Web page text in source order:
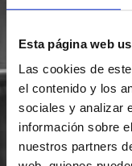
Esta página web
Las cookies de
el contenido y los
sociales y analizar
información sobre
nuestros partners